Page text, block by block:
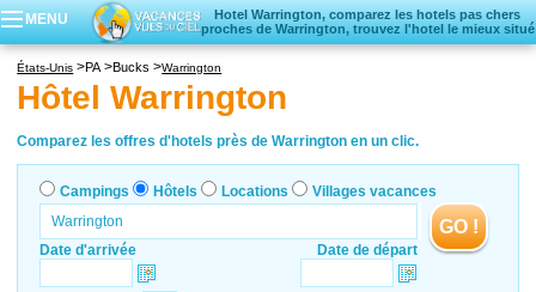
MENU
Hotel Warrington, comparez les hotels pas chers
proches de Warrington, trouvez l'hotel le mieux situé
Locations vacances
Villages vacances
États-Unis PA Bucks Warrington
Hôtel Warrington
Comparez les offres d'hotels près de Warrington en un clic.
Campings Hôtels Locations Villages vacances
Date d'arrivée Date de départ
GO !